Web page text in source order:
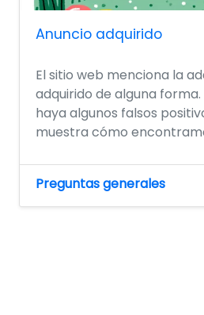
Anuncio adquirido
El sitio web menciona la
adquirido de alguna forma.
haya algunos falsos
muestra cómo
Preguntas generales